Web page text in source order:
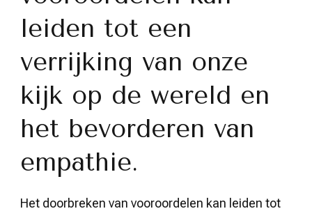
leiden tot een
verrijking van onze
kijk op de wereld en
het bevorderen van
empathie.
Het doorbreken van vooroordelen kan leiden tot